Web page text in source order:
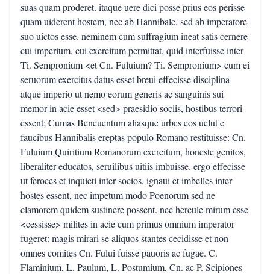
suas quam proderet. itaque uere dici posse prius eos perisse
quam uiderent hostem, nec ab Hannibale, sed ab imperatore
suo uictos esse. neminem cum suffragium ineat satis cernere
cui imperium, cui exercitum permittat. quid interfuisse inter
Ti. Sempronium <et Cn. Fuluium? Ti. Sempronium> cum ei
seruorum exercitus datus esset breui effecisse disciplina
atque imperio ut nemo eorum generis ac sanguinis sui
memor in acie esset <sed> praesidio sociis, hostibus terrori
essent; Cumas Beneuentum aliasque urbes eos uelut e
faucibus Hannibalis ereptas populo Romano restituisse: Cn.
Fuluium Quiritium Romanorum exercitum, honeste genitos,
liberaliter educatos, seruilibus uitiis imbuisse. ergo effecisse
ut feroces et inquieti inter socios, ignaui et imbelles inter
hostes essent, nec impetum modo Poenorum sed ne
clamorem quidem sustinere possent. nec hercule mirum esse
<cessisse> milites in acie cum primus omnium imperator
fugeret: magis mirari se aliquos stantes cecidisse et non
omnes comites Cn. Fului fuisse pauoris ac fugae. C.
Flaminium, L. Paulum, L. Postumium, Cn. ac P. Scipiones